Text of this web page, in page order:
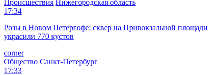
Происшествия Нижегородская область
17:34
Розы в Новом Петергофе: сквер на Привокзальной площади
украсили 770 кустов
corner
Общество Санкт-Петербург
17:33